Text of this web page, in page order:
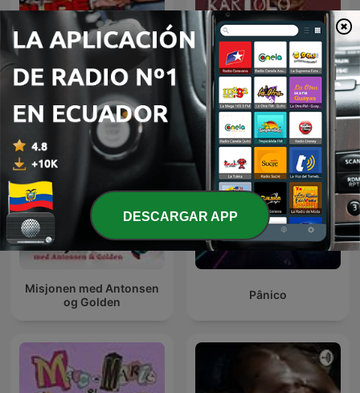
Lepší už to nebude Ludruk Cak Kartolo dkk
Misjonen med Antonsen
og Golden
Pânico
DESCARGAR APP